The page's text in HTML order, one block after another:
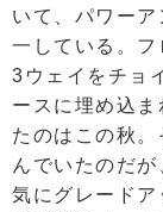
いて、パワー
一している。
3ウェイをチョ
ースに埋め込
たのはこの秋
んでいたのだ
気にグレード